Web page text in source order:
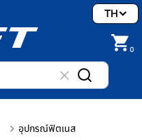
0
TH
อุปกรณ์ฟิตเนส